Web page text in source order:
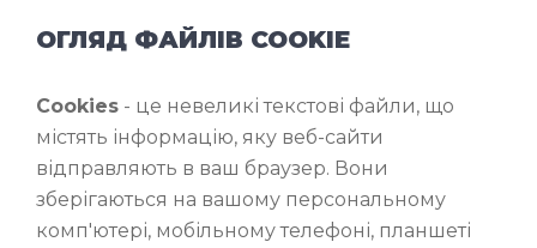
ОГЛЯД ФАЙЛІВ COOKIE
Cookies - це невеликі текстові файли, що
містять інформацію, яку веб-сайти
відправляють в ваш браузер. Вони
зберігаються на вашому персональному
комп'ютері, мобільному телефоні, планшеті